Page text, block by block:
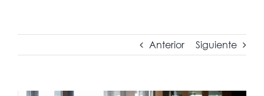
Anterior Siguiente